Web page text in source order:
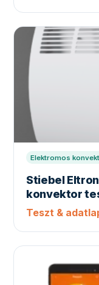
Elektromos
Stiebel
konvektor
Teszt &